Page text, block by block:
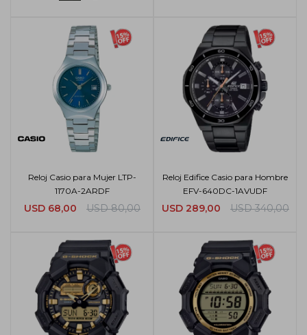
Reloj Casio para Mujer LTP-
1170A-2ARDF
USD 68,00 USD 80,00
Reloj Edifice Casio para Hombre
EFV-640DC-1AVUDF
USD 289,00 USD 340,00